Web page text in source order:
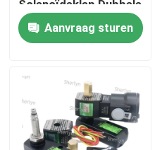
Producten
Over ons
Solenoïdeklep Dubbele
Spoel 1/4
Aanvraag sturen